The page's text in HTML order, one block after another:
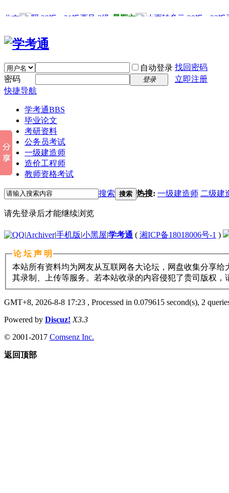
自动登录 找回密码
密码
登录
立即注册
快捷导航
学考通BBS
毕业论文
考研资料
公务员考试
一级建造师
造价工程师
教师资格考试
搜索 搜索 热搜: 一级建造师 二级建
请先登录后才能继续浏览
|Archiver|手机版|小黑屋|学考通 ( 湘ICP备18018006号-1 )
论 坛 声 明
本站所有资料均为网友从互联网各大论坛，网盘收集分享
其录制、上传等服务。若本站收录的内容侵犯了贵司版权，
GMT+8, 2026-8-8 17:23 , Processed in 0.079615 second(s), 2
Powered by Discuz! X3.3
© 2001-2017 Comsenz Inc.
返回顶部